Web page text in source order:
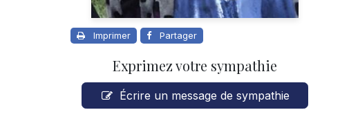
Imprimer Partager
Exprimez votre sympathie
Écrire un message de sympathie